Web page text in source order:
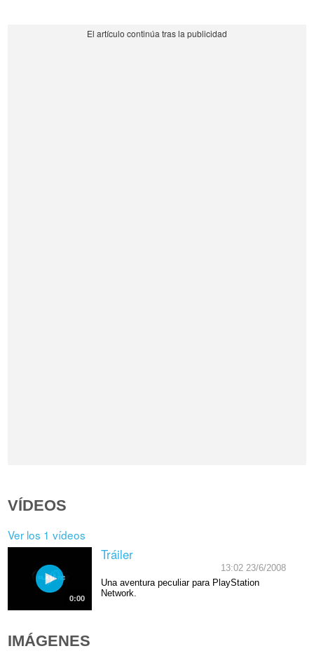
VÍDEOS
Ver los 1 vídeos
0:00
Tráiler
13:02 23/6/2008
Una aventura peculiar para PlayStation
Network.
IMÁGENES